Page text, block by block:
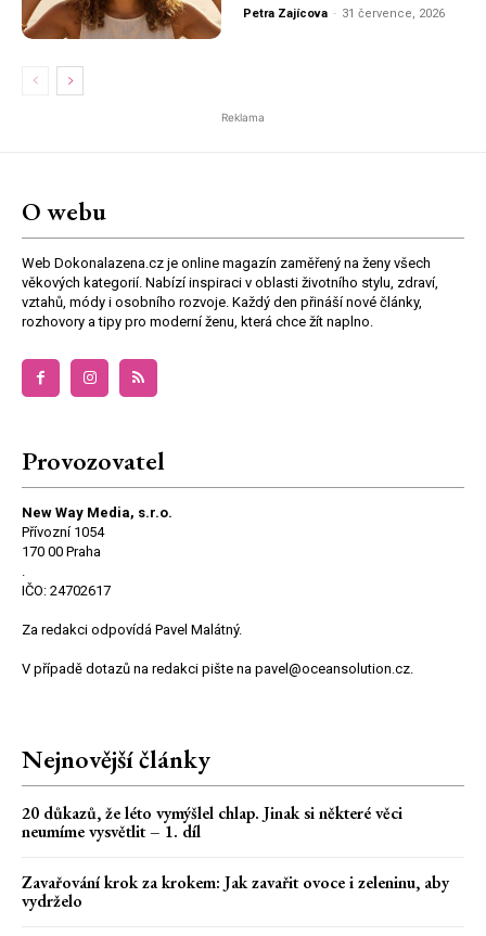
Petra Zajícova - 31 července, 2026
Reklama
O webu
Web Dokonalazena.cz je online magazín zaměřený na ženy všech
věkových kategorií. Nabízí inspiraci v oblasti životního stylu, zdraví,
vztahů, módy i osobního rozvoje. Každý den přináší nové články,
rozhovory a tipy pro moderní ženu, která chce žít naplno.
Provozovatel
New Way Media, s.r.o.
Přívozní 1054
170 00 Praha
.
IČO: 24702617
Za redakci odpovídá Pavel Malátný.
V případě dotazů na redakci pište na pavel@oceansolution.cz.
Nejnovější články
20 důkazů, že léto vymýšlel chlap. Jinak si některé věci
neumíme vysvětlit – 1. díl
Zavařování krok za krokem: Jak zavařit ovoce i zeleninu, aby
vydrželo